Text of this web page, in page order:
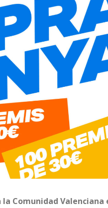
la Comunidad Valenciana